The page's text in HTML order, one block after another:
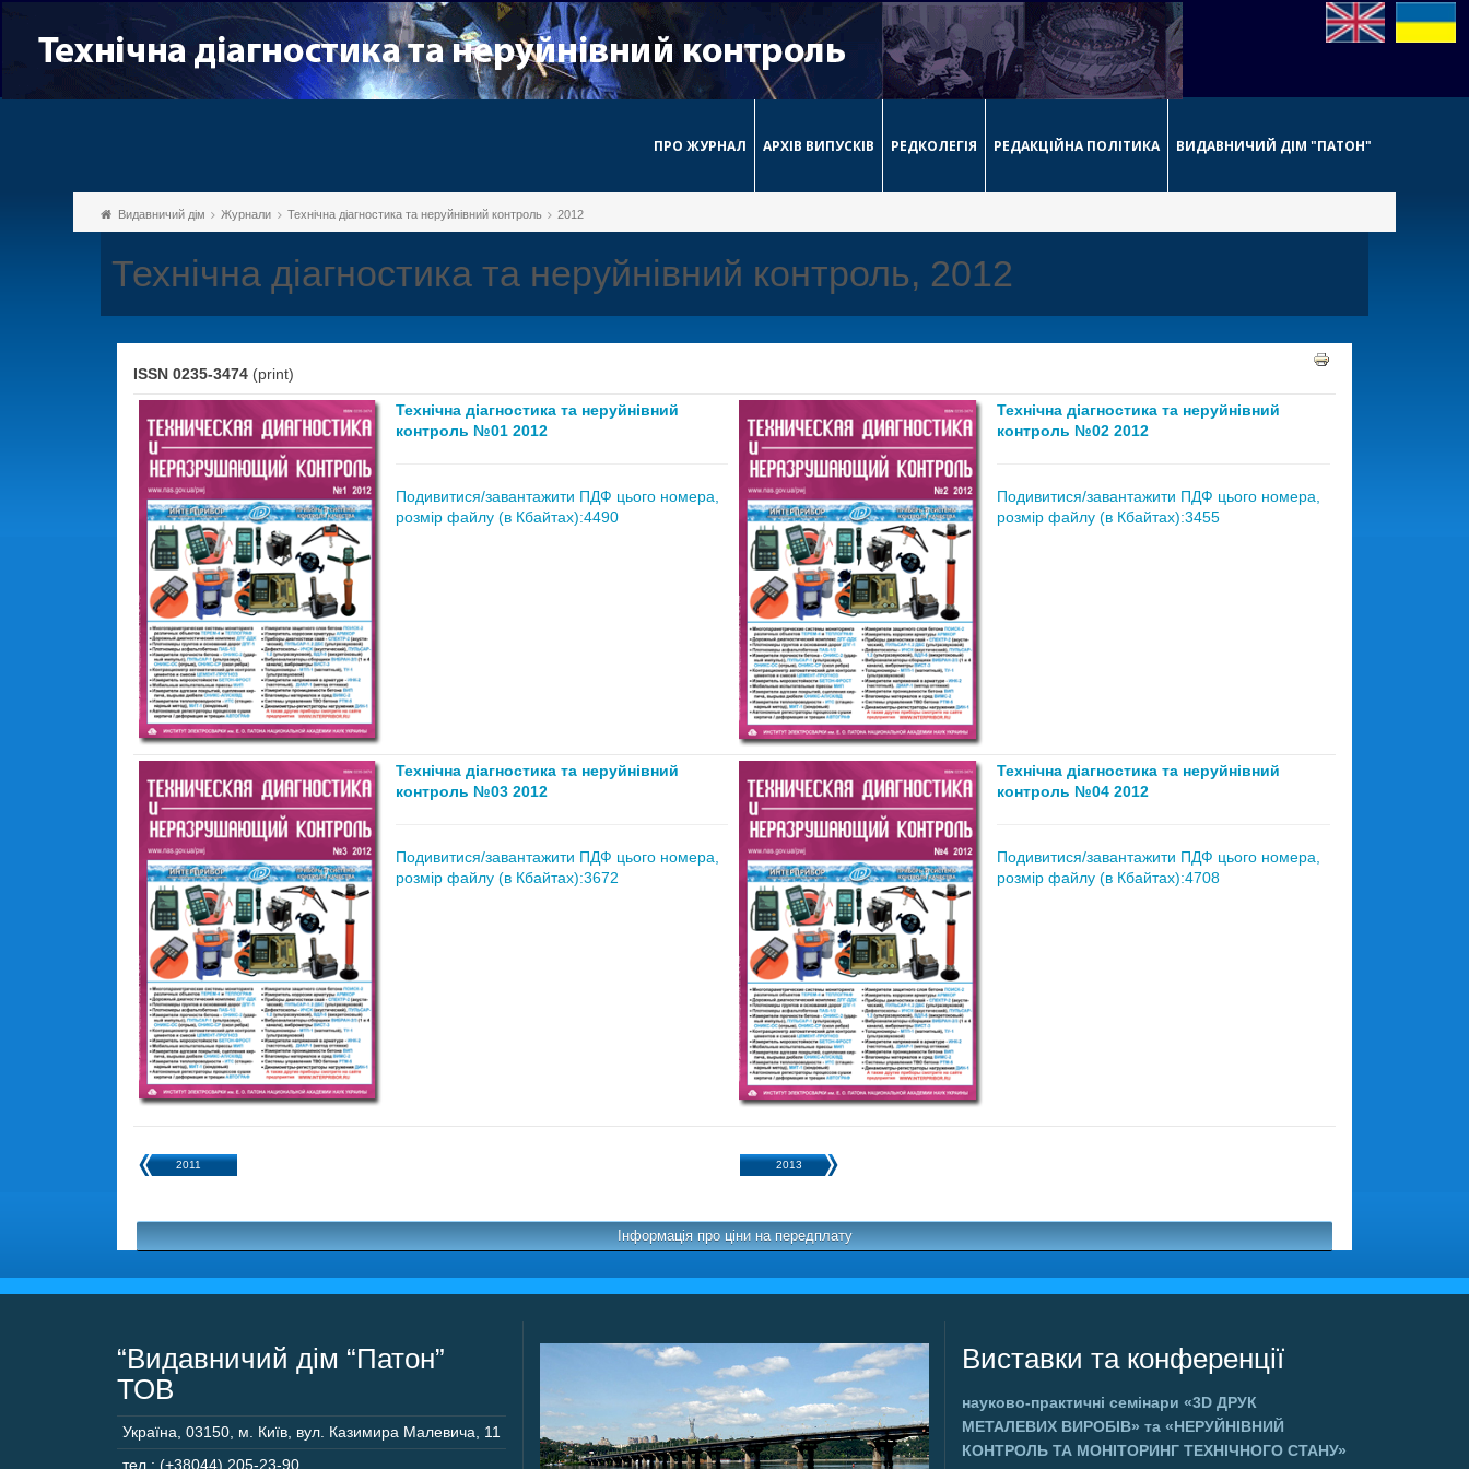
ПРО ЖУРНАЛ АРХІВ ВИПУСКІВ РЕДКОЛЕГІЯ РЕДАКЦІЙНА ПОЛІТИКА ВИДАВНИЧИЙ ДІМ "ПАТОН"
Видавничий дім Журнали Технічна діагностика та неруйнівний контроль 2012
Технічна діагностика та неруйнівний контроль, 2012
ISSN 0235-3474 (print)
Технічна діагностика та неруйнівний
контроль №01 2012
Подивитися/завантажити ПДФ цього номера,
розмір файлу (в Кбайтах):4490
Технічна діагностика та неруйнівний
контроль №02 2012
Подивитися/завантажити ПДФ цього номера,
розмір файлу (в Кбайтах):3455
Технічна діагностика та неруйнівний
контроль №03 2012
Подивитися/завантажити ПДФ цього номера,
розмір файлу (в Кбайтах):3672
Технічна діагностика та неруйнівний
контроль №04 2012
Подивитися/завантажити ПДФ цього номера,
розмір файлу (в Кбайтах):4708
2011 2013
Інформація про ціни на передплату
“Видавничий дім “Патон”
ТОВ
Україна 03150 м. Київ, вул. Казимира Малевича, 11
тел.: (+38044) 205-23-90
Виставки та конференції
науково-практичні семінари«3D ДРУК
МЕТАЛЕВИХ ВИРОБІВ» та«НЕРУЙНІВНИЙ
КОНТРОЛЬ ТА МОНІТОРИНГ ТЕХНІЧНОГО СТАНУ»